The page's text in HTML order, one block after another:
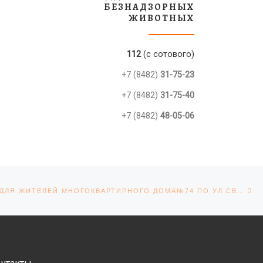
БЕЗНАДЗОРНЫХ
ЖИВОТНЫХ
112(с сотового)
+7 (8482) 31-75-23
+7 (8482) 31-75-40
+7 (8482) 48-05-06